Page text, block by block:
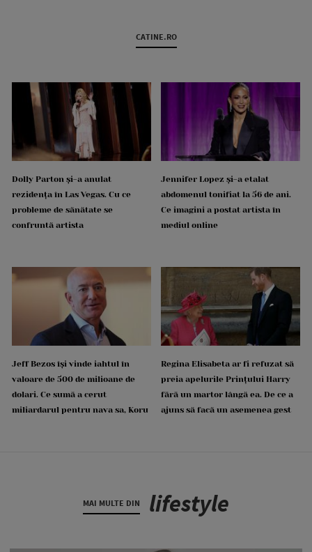
CATINE.RO
Dolly Parton și-a anulat
rezidența în Las Vegas. Cu ce
probleme de sănătate se
confruntă artista
Jennifer Lopez și-a etalat
abdomenul tonifiat la 56 de ani.
Ce imagini a postat artista în
mediul online
Jeff Bezos își vinde iahtul în
valoare de 500 de milioane de
dolari. Ce sumă a cerut
miliardarul pentru nava sa, Koru
Regina Elisabeta ar fi refuzat să
preia apelurile Prințului Harry
fără un martor lângă ea. De ce a
ajuns să facă un asemenea gest
MAI MULTE DIN lifestyle